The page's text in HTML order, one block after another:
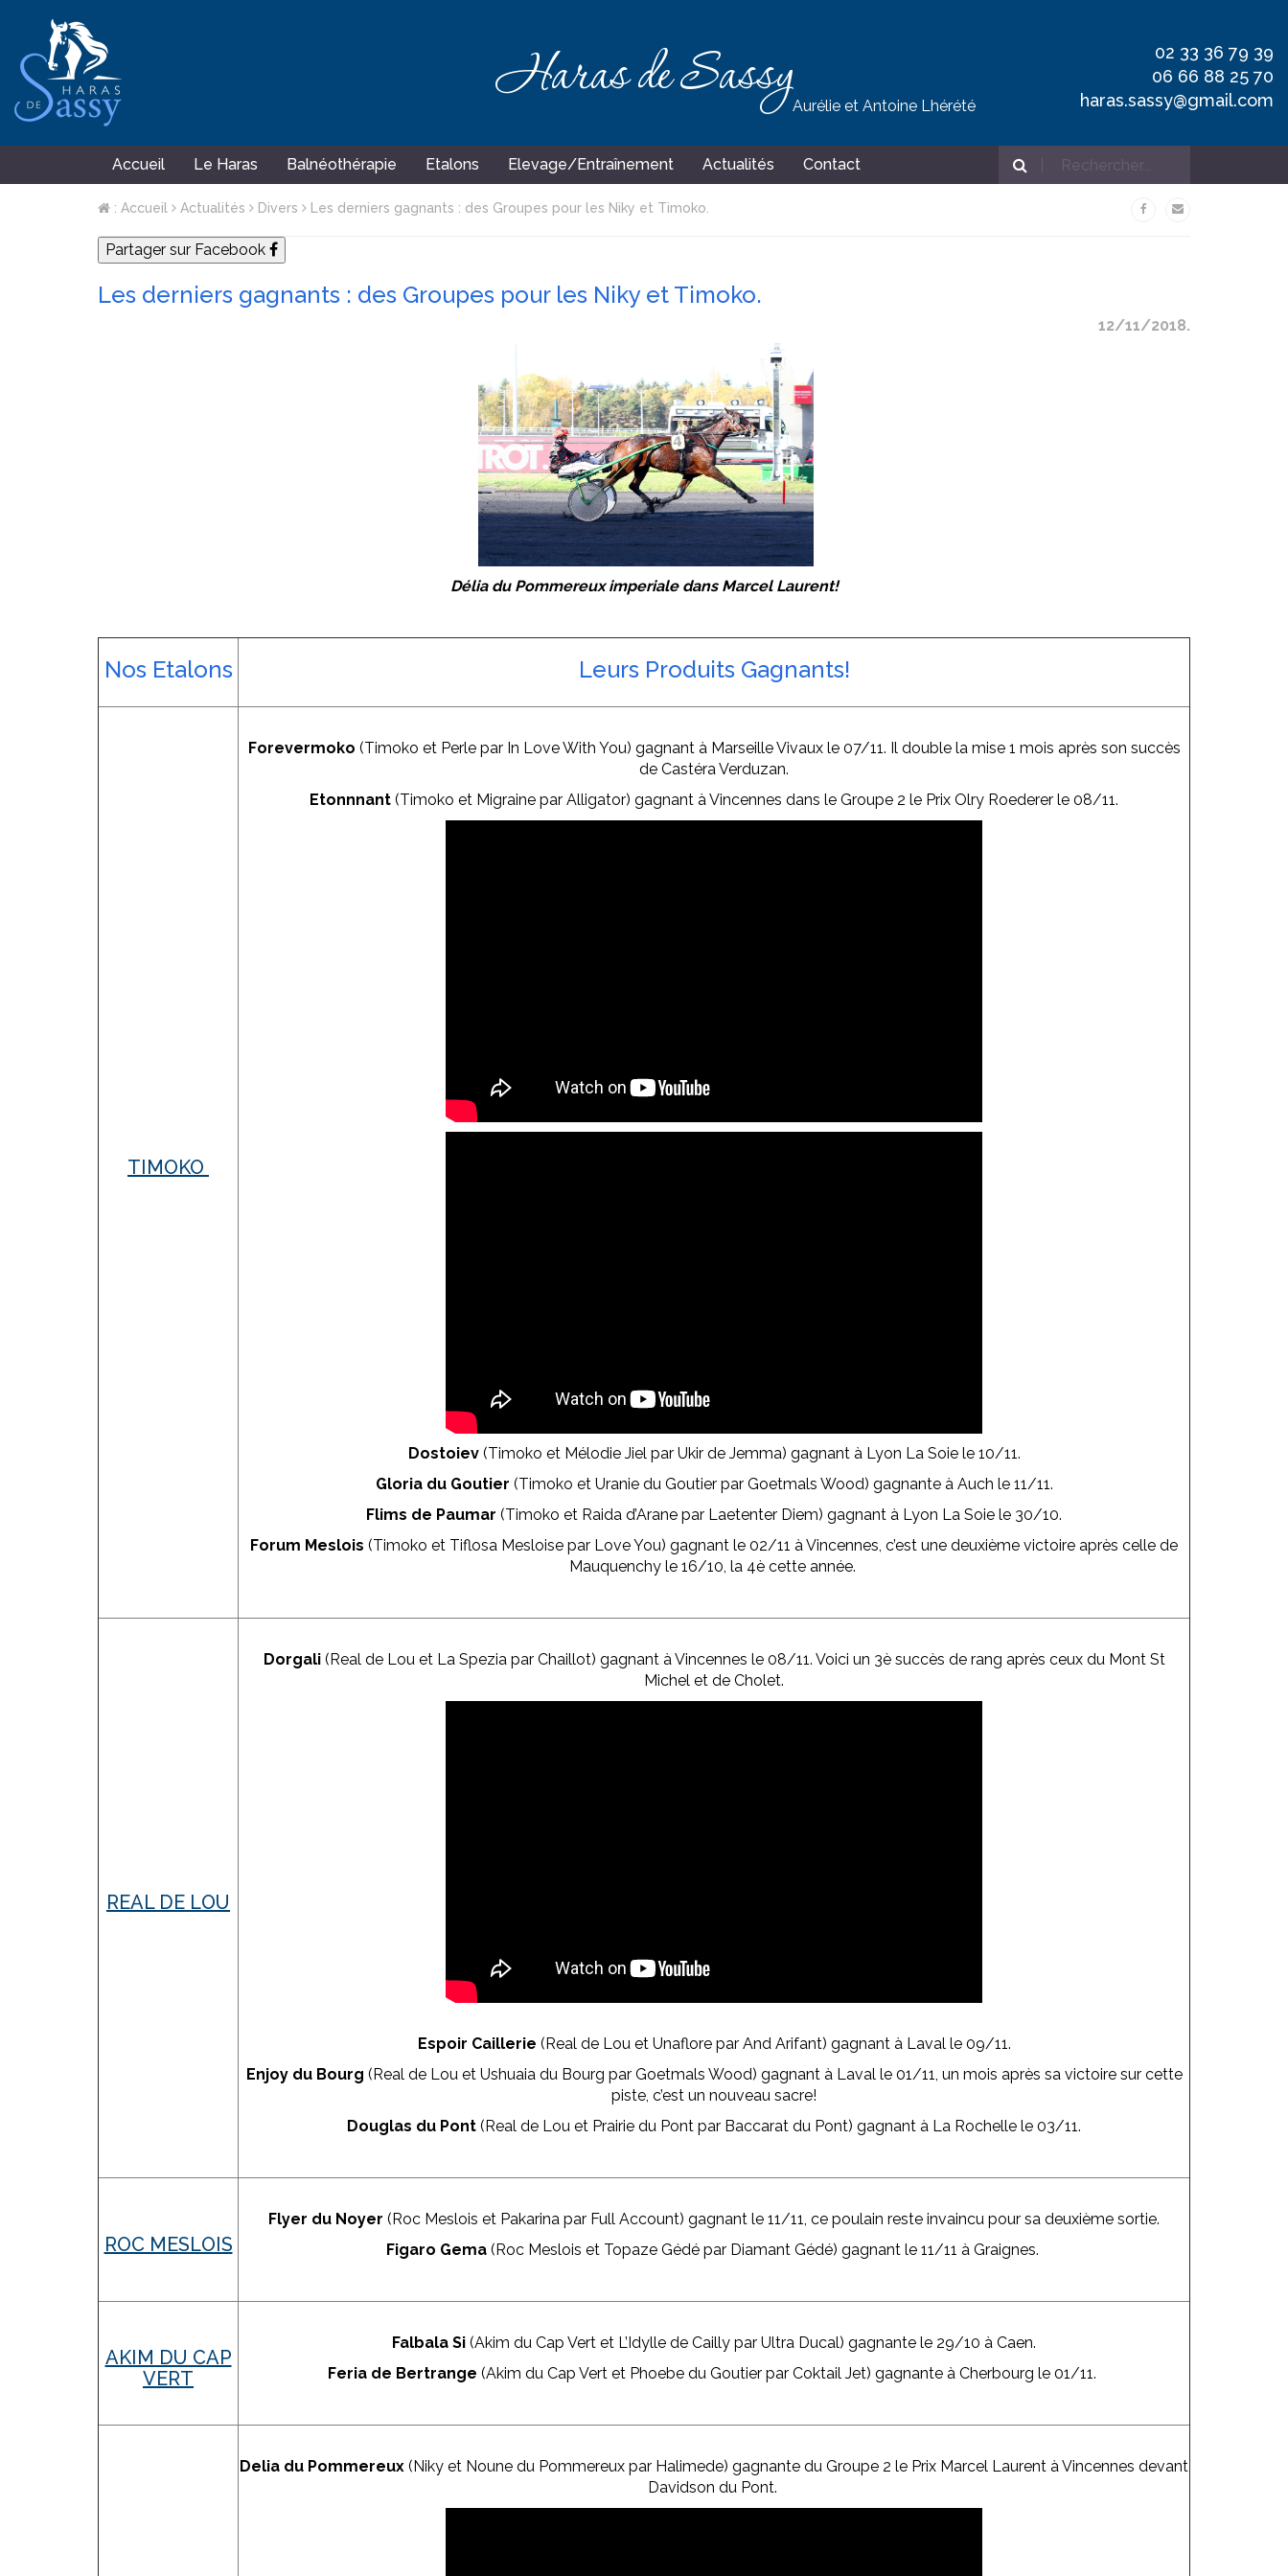
Haras de SassyAurélie et Antoine Lhérété
02 33 36 79 39
06 66 88 25 70
haras.sassy@gmail.com
Accueil Le Haras Balnéothérapie Etalons Elevage/Entraînement Actualités Contact
: Accueil Actualités Divers Les derniers gagnants : des Groupes pour les Niky et Timoko.
Partager sur Facebook
Les derniers gagnants : des Groupes pour les Niky et Timoko.
12/11/2018.
Délia du Pommereux imperiale dans Marcel Laurent!
Nos Etalons Leurs Produits Gagnants!
TIMOKO
Forevermoko (Timoko et Perle par In Love With You) gagnant à Marseille Vivaux le 07/11. Il double la mise 1 mois après son succès
de Castéra Verduzan.
Etonnnant (Timoko et Migraine par Alligator) gagnant à Vincennes dans le Groupe 2 le Prix Olry Roederer le 08/11.
Dostoiev(Timoko et Mélodie Jiel par Ukir de Jemma) gagnant à Lyon La Soie le 10/11.
Gloria du Goutier (Timoko et Uranie du Goutier par Goetmals Wood) gagnante à Auch le 11/11.
Flims de Paumar (Timoko et Raida d’Arane par Laetenter Diem) gagnant à Lyon La Soie le 30/10.
Forum Meslois (Timoko et Tiflosa Mesloise par Love You) gagnant le 02/11 à Vincennes, c’est une deuxième victoire après celle de
Mauquenchy le 16/10, la 4è cette année.
REAL DE LOU
Dorgali(Real de Lou et La Spezia par Chaillot) gagnant à Vincennes le 08/11. Voici un 3è succès de rang après ceux du Mont St
Michel et de Cholet.
Espoir Caillerie (Real de Lou et Unaflore par And Arifant) gagnant à Laval le 09/11.
Enjoy du Bourg (Real de Lou et Ushuaia du Bourg par Goetmals Wood) gagnant à Laval le 01/11, un mois après sa victoire sur cette
piste, c’est un nouveau sacre!
Douglas du Pont (Real de Lou et Prairie du Pont par Baccarat du Pont) gagnant à La Rochelle le 03/11.
ROC MESLOIS
Flyer du Noyer (Roc Meslois et Pakarina par Full Account) gagnant le 11/11, ce poulain reste invaincu pour sa deuxième sortie.
Figaro Gema(Roc Meslois et Topaze Gédé par Diamant Gédé) gagnant le 11/11 à Graignes.
AKIM DU CAP
VERT
Falbala Si (Akim du Cap Vert et L’Idylle de Cailly par Ultra Ducal) gagnante le 29/10 à Caen.
Feria de Bertrange (Akim du Cap Vert et Phoebe du Goutier par Coktail Jet) gagnante à Cherbourg le 01/11.
Delia du Pommereux (Niky et Noune du Pommereux par Halimede) gagnante du Groupe 2 le Prix Marcel Laurent à Vincennes devant
Davidson du Pont.